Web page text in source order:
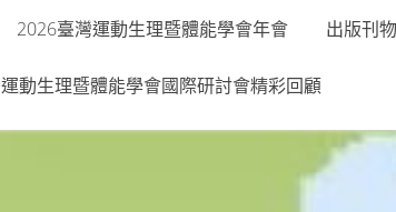
2026臺灣運動生理暨體能學會年會 出版刊物
動生理暨體能學會國際研討會精彩回顧